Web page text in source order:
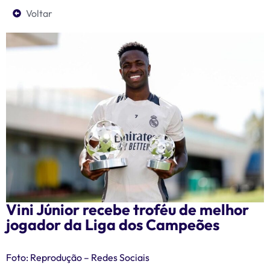
Voltar
Vini Júnior recebe troféu de melhor
jogador da Liga dos Campeões
Foto: Reprodução – Redes Sociais